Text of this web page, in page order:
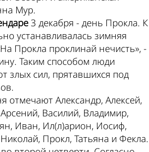
Мур.
3 декабря - день Прокла. К
устанавливалась зимняя
Прокла проклинай нечисть», -
Таким способом люди
злых сил, прятавшихся под
отмечают Александр, Алексей,
Василий, Владимир,
Иван, Ил(л)арион, Иосиф,
Прокл, Татьяна и Фекла.